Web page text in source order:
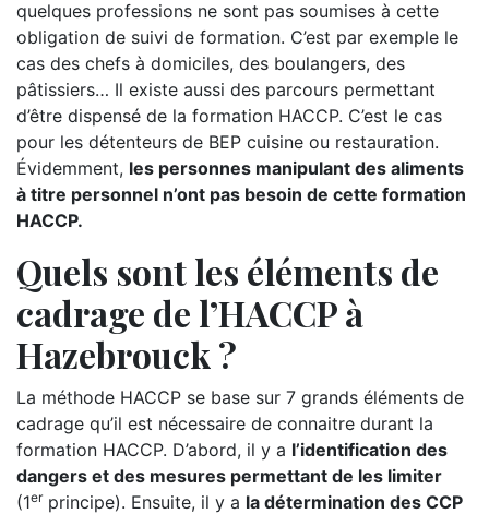
quelques professions ne sont pas soumises à cette
obligation de suivi de formation. C’est par exemple le
cas des chefs à domiciles, des boulangers, des
pâtissiers… Il existe aussi des parcours permettant
d’être dispensé de la formation HACCP. C’est le cas
pour les détenteurs de BEP cuisine ou restauration.
Évidemment, les personnes manipulant des aliments
à titre personnel n’ont pas besoin de cette formation
HACCP.
Quels sont les éléments de
cadrage de l’HACCP à
Hazebrouck ?
La méthode HACCP se base sur 7 grands éléments de
cadrage qu’il est nécessaire de connaitre durant la
formation HACCP. D’abord, il y a l’identification des
dangers et des mesures permettant de les limiter
(1erprincipe). Ensuite, il y a la détermination des CCP